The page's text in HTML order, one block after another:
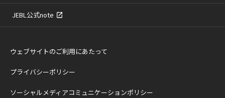
JEBL公式note
ウェブサイトのご利用にあたって
プライバシーポリシー
ソーシャルメディアコミュニケーションポリシー